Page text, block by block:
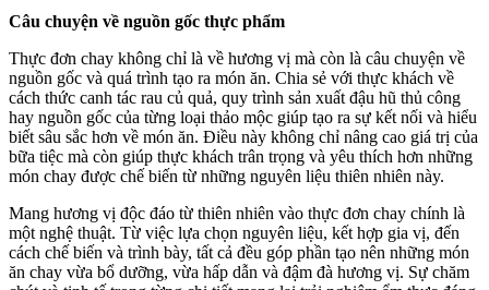
Câu chuyện về nguồn gốc thực phẩm
Thực đơn chay không chỉ là về hương vị mà còn là câu chuyện về
nguồn gốc và quá trình tạo ra món ăn. Chia sẻ với thực khách về
cách thức canh tác rau củ quả, quy trình sản xuất đậu hũ thủ công
hay nguồn gốc của từng loại thảo mộc giúp tạo ra sự kết nối và hiểu
biết sâu sắc hơn về món ăn. Điều này không chỉ nâng cao giá trị của
bữa tiệc mà còn giúp thực khách trân trọng và yêu thích hơn những
món chay được chế biến từ những nguyên liệu thiên nhiên này.
Mang hương vị độc đáo từ thiên nhiên vào thực đơn chay chính là
một nghệ thuật. Từ việc lựa chọn nguyên liệu, kết hợp gia vị, đến
cách chế biến và trình bày, tất cả đều góp phần tạo nên những món
ăn chay vừa bổ dưỡng, vừa hấp dẫn và đậm đà hương vị. Sự chăm